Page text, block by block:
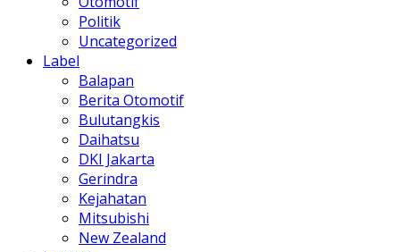
Politik
Uncategorized
Label
Balapan
Berita Otomotif
Bulutangkis
Daihatsu
DKI Jakarta
Gerindra
Kejahatan
Mitsubishi
New Zealand